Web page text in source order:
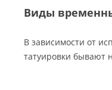
Виды
В зависимости от
татуировки бывают